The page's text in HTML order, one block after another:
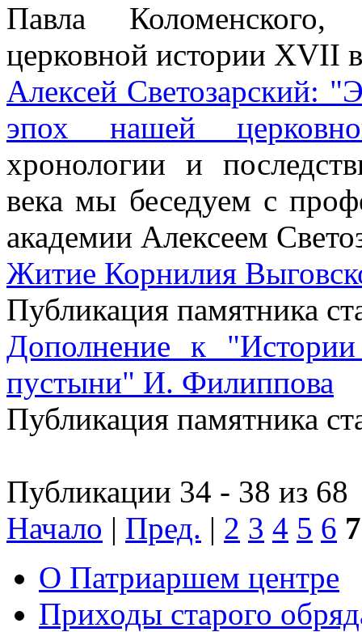
Павла
церковной истории XVII
Алексей Светозарский:
эпох нашей
хронологии и
века мы беседуем с
академии Алексеем
Житие Корнилия
Публикация памятника
Дополнение к "Истории
пустыни" И. Филиппова
Публикация памятника
Публикации 34 - 38 из 68
Начало | Пред. | 2 3 4 5 6 7
О Патриаршем центре
Приходы старого